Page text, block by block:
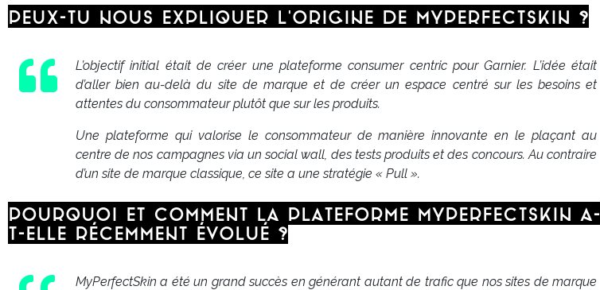
Peux-tu nous expliquer l'origine de MyPerfectSkin ?
L’objectif initial était de créer une plateforme consumer centric pour Garnier. L’idée était
d’aller bien au-delà du site de marque et de créer un espace centré sur les besoins et
attentes du consommateur plutôt que sur les produits.
Une plateforme qui valorise le consommateur de manière innovante en le plaçant au
centre de nos campagnes via un social wall, des tests produits et des concours. Au contraire
d’un site de marque classique, ce site a une stratégie « Pull ».
Pourquoi et comment la plateforme MyPerfectSkin a-
t-elle récemment évolué ?
MyPerfectSkin a été un grand succès en générant autant de trafic que nos sites de marque